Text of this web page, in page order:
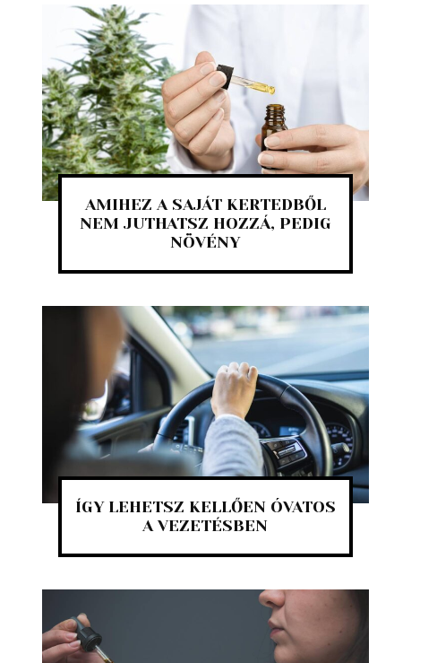
AMIHEZ A SAJÁT KERTEDBŐL
NEM JUTHATSZ HOZZÁ, PEDIG
NÖVÉNY
ÍGY LEHETSZ KELLŐEN ÓVATOS
A VEZETÉSBEN